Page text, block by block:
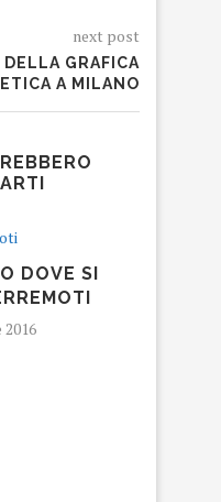
next post
DELLA GRAFICA
A MILANO
DOVE SI
2016